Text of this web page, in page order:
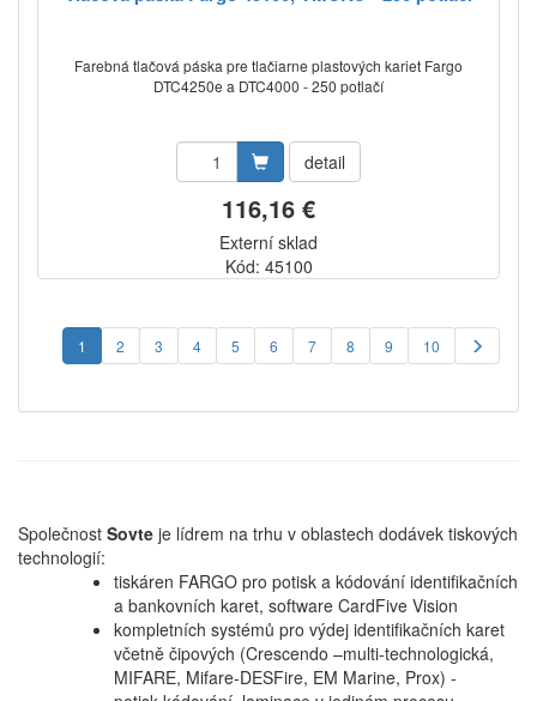
Farebná tlačová páska pre tlačiarne plastových kariet Fargo
DTC4250e a DTC4000 - 250 potlačí
detail
116,16 €
Externí sklad
Kód: 45100
1 2 3 4 5 6 7 8 9 10
Společnost Sovte je lídrem na trhu v oblastech dodávek tiskových
technologií:
tiskáren FARGO pro potisk a kódování identifikačních
a bankovních karet, software CardFive Vision
kompletních systémů pro výdej identifikačních karet
včetně čipových (Crescendo –multi-technologická,
MIFARE, Mifare-DESFire, EM Marine, Prox) -